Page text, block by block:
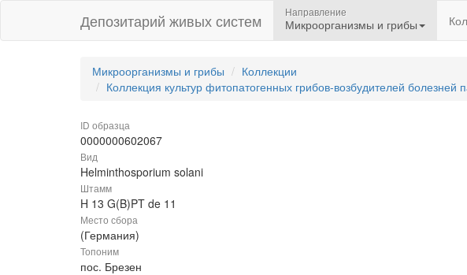
Депозитарий живых систем Направление
Микроорганизмы и грибы
Микроорганизмы и грибы
Коллекции
Коллекция культур фитопатогенных грибов-возбудителей болезней
ID образца
0000000602067
Вид
Helminthosporium solani
Штамм
H 13 G(B)PT de 11
Место сбора
(Германия)
Топоним
пос. Брезен